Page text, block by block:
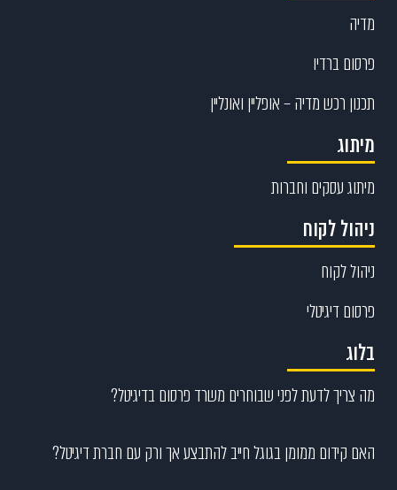
מדיה
פרסום ברדיו
תכנון רכש מדיה – אופליין ואונליין
מיתוג
מיתוג עסקים וחברות
ניהול לקוח
ניהול לקוח
פרסום דיגיטלי
בלוג
מה צריך לדעת לפני שבוחרים משרד פרסום בדיגיטל?
האם קידום ממומן בגוגל חייב להתבצע אך ורק עם חברת דיגיטל?